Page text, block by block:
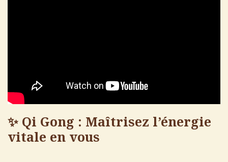
✨ Qi Gong : Maîtrisez l’énergie
vitale en vous